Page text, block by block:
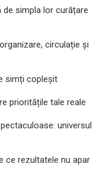
simpla lor curățare
circulație și
simți copleșit
prioritățile tale reale
universul
ce rezultatele nu apar